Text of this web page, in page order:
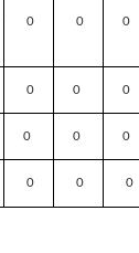
0 0 0
0 0 0
0 0 0
0 0 0